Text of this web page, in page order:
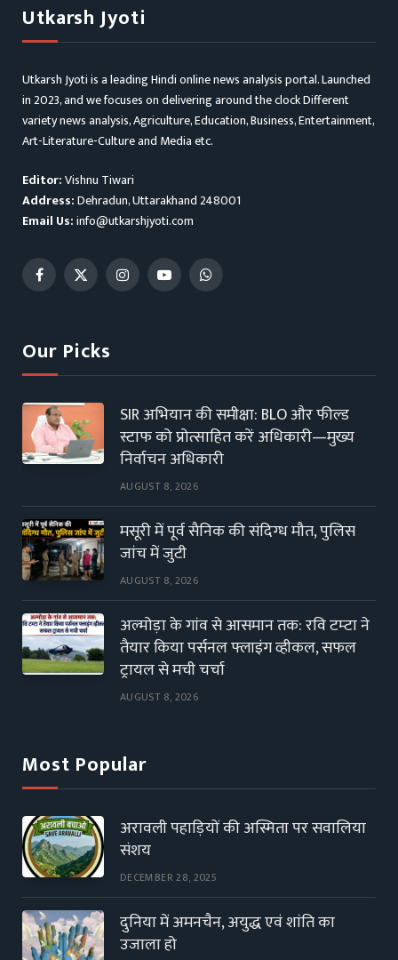
Utkarsh Jyoti
Utkarsh Jyoti is a leading Hindi online news analysis portal. Launched
in 2023, and we focuses on delivering around the clock Different
variety news analysis, Agriculture, Education, Business, Entertainment,
Art-Literature-Culture and Media etc.
Editor:Vishnu Tiwari
Address:Dehradun, Uttarakhand 248001
Email Us:info@utkarshjyoti.com
Facebook
X
InstagramYouTubeWhatsApp
Our Picks
SIR अभियान की समीक्षा: BLO और फील्ड
स्टाफ को प्रोत्साहित करें अधिकारी—मुख्य
निर्वाचन अधिकारी
AUGUST 8, 2026
मसूरी में पूर्व सैनिक की संदिग्ध मौत, पुलिस
जांच में जुटी
AUGUST 8, 2026
अल्मोड़ा के गांव से आसमान तक: रवि टम्टा ने
तैयार किया पर्सनल फ्लाइंग व्हीकल, सफल
ट्रायल से मची चर्चा
AUGUST 8, 2026
Most Popular
अरावली पहाड़ियों की अस्मिता पर सवालिया
संशय
DECEMBER 28, 2025
दुनिया में अमनचैन, अयुद्ध एवं शांति का
उजाला हो